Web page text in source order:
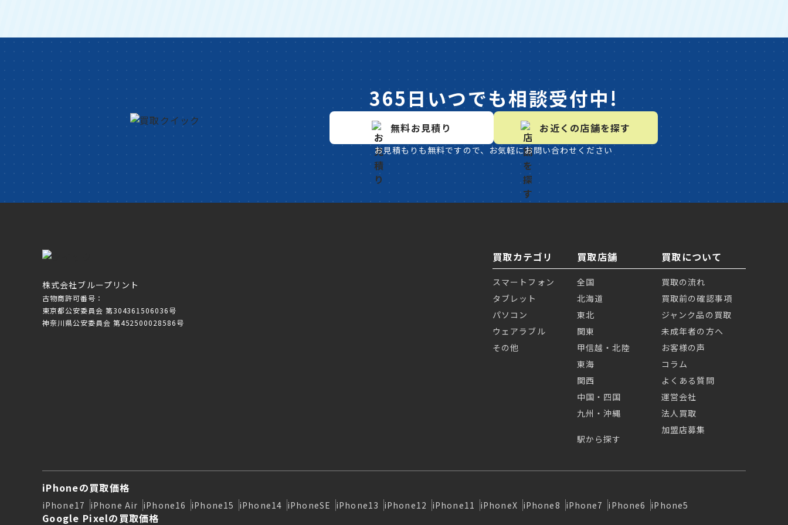
365日いつでも相談受付中!
無料お見積り お近くの店舗を探す
お見積もりも無料ですので、お気軽にお問い合わせください
株式会社ブループリント
古物商許可番号：
東京都公安委員会 第304361506036号
神奈川県公安委員会 第452500028586号
買取カテゴリ
スマートフォン
タブレット
パソコン
ウェアラブル
その他
買取店舗
全国
北海道
東北
関東
甲信越・北陸
東海
関西
中国・四国
九州・沖縄
駅から探す
買取について
買取の流れ
買取前の確認事項
ジャンク品の買取
未成年者の方へ
お客様の声
コラム
よくある質問
運営会社
法人買取
加盟店募集
iPhoneの買取価格
iPhone17 iPhone Air iPhone16 iPhone15 iPhone14 iPhoneSE iPhone13 iPhone12 iPhone11 iPhoneX iPhone8 iPhone7 iPhone6 iPhone5
Google Pixelの買取価格